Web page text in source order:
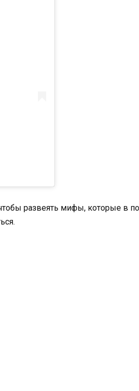
развеять мифы, которые в